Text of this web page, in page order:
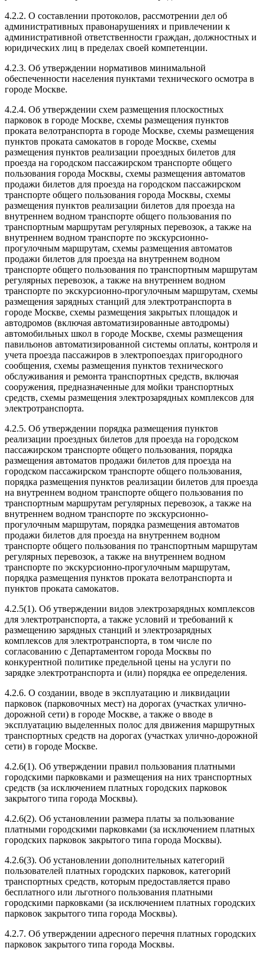
4.2.2. О составлении протоколов, рассмотрении дел об
административных правонарушениях и привлечении к
административной ответственности граждан, должностных и
юридических лиц в пределах своей компетенции.
4.2.3. Об утверждении нормативов минимальной
обеспеченности населения пунктами технического осмотра в
городе Москве.
4.2.4. Об утверждении схем размещения плоскостных
парковок в городе Москве, схемы размещения пунктов
проката велотранспорта в городе Москве, схемы размещения
пунктов проката самокатов в городе Москве, схемы
размещения пунктов реализации проездных билетов для
проезда на городском пассажирском транспорте общего
пользования города Москвы, схемы размещения автоматов
продажи билетов для проезда на городском пассажирском
транспорте общего пользования города Москвы, схемы
размещения пунктов реализации билетов для проезда на
внутреннем водном транспорте общего пользования по
транспортным маршрутам регулярных перевозок, а также на
внутреннем водном транспорте по экскурсионно-
прогулочным маршрутам, схемы размещения автоматов
продажи билетов для проезда на внутреннем водном
транспорте общего пользования по транспортным маршрутам
регулярных перевозок, а также на внутреннем водном
транспорте по экскурсионно-прогулочным маршрутам, схемы
размещения зарядных станций для электротранспорта в
городе Москве, схемы размещения закрытых площадок и
автодромов (включая автоматизированные автодромы)
автомобильных школ в городе Москве, схемы размещения
павильонов автоматизированной системы оплаты, контроля и
учета проезда пассажиров в электропоездах пригородного
сообщения, схемы размещения пунктов технического
обслуживания и ремонта транспортных средств, включая
сооружения, предназначенные для мойки транспортных
средств, схемы размещения электрозарядных комплексов для
электротранспорта.
4.2.5. Об утверждении порядка размещения пунктов
реализации проездных билетов для проезда на городском
пассажирском транспорте общего пользования, порядка
размещения автоматов продажи билетов для проезда на
городском пассажирском транспорте общего пользования,
порядка размещения пунктов реализации билетов для проезда
на внутреннем водном транспорте общего пользования по
транспортным маршрутам регулярных перевозок, а также на
внутреннем водном транспорте по экскурсионно-
прогулочным маршрутам, порядка размещения автоматов
продажи билетов для проезда на внутреннем водном
транспорте общего пользования по транспортным маршрутам
регулярных перевозок, а также на внутреннем водном
транспорте по экскурсионно-прогулочным маршрутам,
порядка размещения пунктов проката велотранспорта и
пунктов проката самокатов.
4.2.5(1). Об утверждении видов электрозарядных комплексов
для электротранспорта, а также условий и требований к
размещению зарядных станций и электрозарядных
комплексов для электротранспорта, в том числе по
согласованию с Департаментом города Москвы по
конкурентной политике предельной цены на услуги по
зарядке электротранспорта и (или) порядка ее определения.
4.2.6. О создании, вводе в эксплуатацию и ликвидации
парковок (парковочных мест) на дорогах (участках улично-
дорожной сети) в городе Москве, а также о вводе в
эксплуатацию выделенных полос для движения маршрутных
транспортных средств на дорогах (участках улично-дорожной
сети) в городе Москве.
4.2.6(1). Об утверждении правил пользования платными
городскими парковками и размещения на них транспортных
средств (за исключением платных городских парковок
закрытого типа города Москвы).
4.2.6(2). Об установлении размера платы за пользование
платными городскими парковками (за исключением платных
городских парковок закрытого типа города Москвы).
4.2.6(3). Об установлении дополнительных категорий
пользователей платных городских парковок, категорий
транспортных средств, которым предоставляется право
бесплатного или льготного пользования платными
городскими парковками (за исключением платных городских
парковок закрытого типа города Москвы).
4.2.7. Об утверждении адресного перечня платных городских
парковок закрытого типа города Москвы.